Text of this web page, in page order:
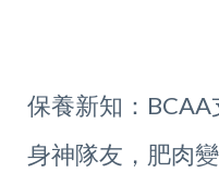
保養新知：
身神隊友，肥肉